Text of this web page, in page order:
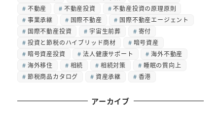
不動産
不動産投資
不動産投資の原理原則
事業承継
国際不動産
国際不動産エージェント
国際不動産投資
宇宙生前葬
寄付
投資と節税のハイブリッド商材
暗号資産
暗号資産投資
法人健康サポート
海外不動産
海外移住
相続 相続対策
睡眠の質向上
節税商品カタログ
資産承継 香港
アーカイブ